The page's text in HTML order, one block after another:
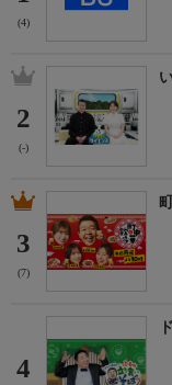
(4)
2
(-)
3
(7)
4